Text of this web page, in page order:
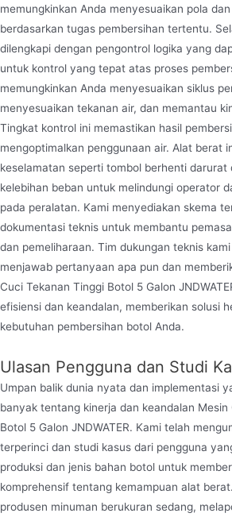
memungkinkan Anda menyesuaikan pola
berdasarkan tugas pembersihan tertentu.
dilengkapi dengan pengontrol logika yang
untuk kontrol yang tepat atas proses
memungkinkan Anda menyesuaikan siklus
menyesuaikan tekanan air, dan memantau
Tingkat kontrol ini memastikan hasil
mengoptimalkan penggunaan air. Alat berat
keselamatan seperti tombol berhenti darurat
kelebihan beban untuk melindungi operator
pada peralatan. Kami menyediakan skema
dokumentasi teknis untuk membantu
dan pemeliharaan. Tim dukungan teknis
menjawab pertanyaan apa pun dan
Cuci Tekanan Tinggi Botol 5 Galon
efisiensi dan keandalan, memberikan solusi
kebutuhan pembersihan botol Anda.
Ulasan Pengguna dan Studi
Umpan balik dunia nyata dan implementasi
banyak tentang kinerja dan keandalan Mesin
Botol 5 Galon JNDWATER. Kami telah
terperinci dan studi kasus dari pengguna
produksi dan jenis bahan botol untuk
komprehensif tentang kemampuan alat
produsen minuman berukuran sedang,